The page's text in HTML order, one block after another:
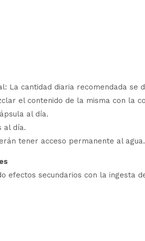
La cantidad diaria recomendada se
el contenido de la misma con la
al día.
al día.
tener acceso permanente al agua.
efectos secundarios con la ingesta